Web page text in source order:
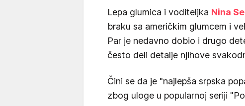
Lepa glumica i voditeljka Nina
braku sa američkim glumcem i
Par je nedavno dobio i drugo
često deli detalje njihove
Čini se da je "najlepša srpska
zbog uloge u popularnoj seriji